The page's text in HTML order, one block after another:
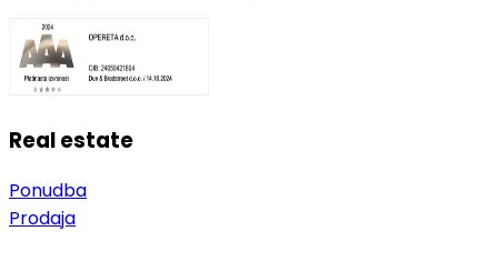
Real estate
Ponudba
Prodaja